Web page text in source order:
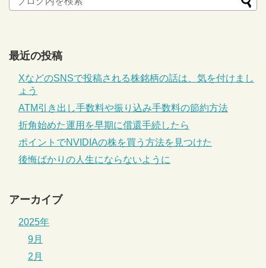
最近の投稿
XなどのSNSで投稿される株銘柄の話は、気を付けまし
ょう
ATM引き出し手数料や振り込み手数料の節約方法
折角始めた運用を早期に償還手続したら
ポイントでNVIDIAの株を買う方法を見つけた
後悔ばかりの人生にならないように
アーカイブ
2025年
9月
2月